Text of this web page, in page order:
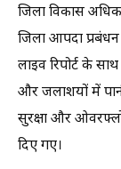
जिला विकास
जिला आपदा
लाइव रिपोर्ट के
और जलाशयों में
सुरक्षा और
दिए गए।